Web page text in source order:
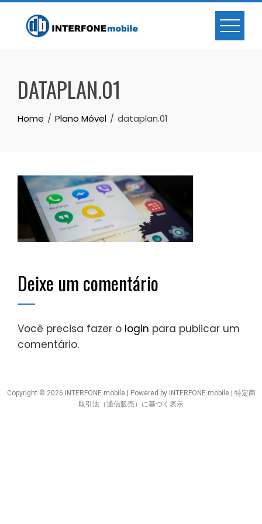
DATAPLAN.01
Home Plano Móvel dataplan.01
Deixe um comentário
Você precisa fazer o login para publicar um
comentário.
Copyright © 2026 INTERFONE mobile | Powered by INTERFONE mobile | 特定商
取引法（通信販売）に基づく表示